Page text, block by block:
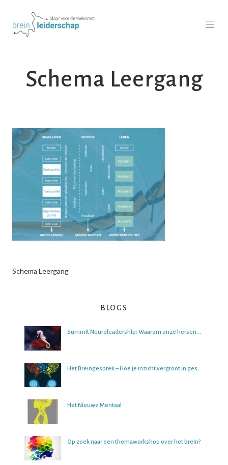
Schema Leergang
Schema Leergang
BLOGS
Summit Neuroleadership: Waarom onze hersenen het lastig vinden om over de toekomst na te denken
Het Breingesprek – Hoe je inzicht vergroot in gesprekken
Het Nieuwe Mentaal
Op zoek naar een themaworkshop over het brein?